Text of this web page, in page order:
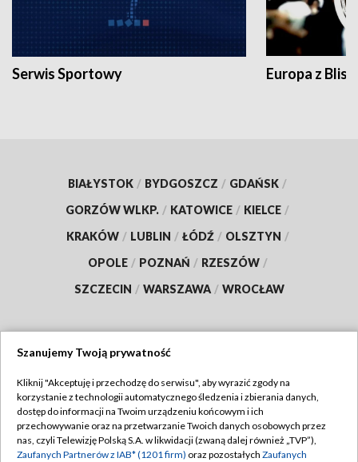
Serwis Sportowy Europa z
BIAŁYSTOK / BYDGOSZCZ / GDAŃSK /
GORZÓW WLKP. / KATOWICE / KIELCE /
KRAKÓW / LUBLIN / ŁÓDŹ / OLSZTYN /
OPOLE / POZNAŃ / RZESZÓW /
SZCZECIN / WARSZAWA / WROCŁAW
TVP
Abonament TVP
Emisja w TVP
Regulamin TVP
Polityka prywatności
Szanujemy Twoją prywatność
Kliknij "Akceptuję i przechodzę do serwisu", aby wyrazić zgody na
korzystanie z technologii automatycznego śledzenia i zbierania danych,
dostęp do informacji na Twoim urządzeniu końcowym i ich
przechowywanie oraz na przetwarzanie Twoich danych osobowych przez
nas, czyli Telewizję Polską S.A. w likwidacji (zwaną dalej również „TVP”),
Zaufanych Partnerów z IAB* (1201 firm) oraz pozostałych Zaufanych